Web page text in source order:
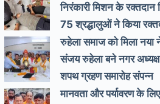
निरंकारी मिशन के रक्तदान
75 श्रद्धालुओं ने किया
रुहेला समाज को मिला नया
संजय रुहेला बने नगर
शपथ ग्रहण समारोह संपन्न
मानवता और पर्यावरण के